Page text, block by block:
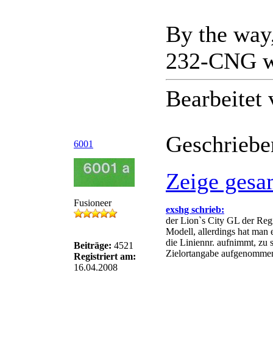
By the
232-CNG
Bearbeitet
6001
Fusioneer
Beiträge: 4521
Registriert am:
16.04.2008
Zeige
exshg schrieb:
der Lion`s City GL der
Modell, allerdings hat man
die Liniennr. aufnimmt, zu
Zielortangabe